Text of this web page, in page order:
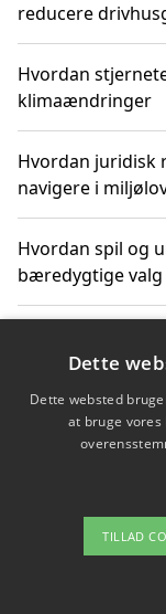
reducere
Hvordan
klimaændringer
Hvordan juridisk
navigere i
Hvordan spil og
bæredygtige valg
transport og
Om /
Dette
Dette websted
at bruge vores
TILLAD